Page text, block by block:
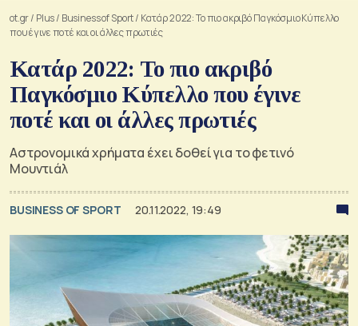
ot.gr/ Plus/ Business of Sport/ Κατάρ 2022: Το πιο ακριβό Παγκόσμιο Κύπελλο
που έγινε ποτέ και οι άλλες πρωτιές
Κατάρ 2022: Το πιο ακριβό
Παγκόσμιο Κύπελλο που έγινε
ποτέ και οι άλλες πρωτιές
Αστρονομικά χρήματα έχει δοθεί για το φετινό
Μουντιάλ
BUSINESS OF SPORT 20.11.2022, 19:49